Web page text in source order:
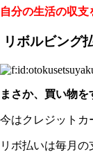
自分の生活の収支
リボルビング
まさか、買い物
今はクレジットカ
リボ払いは毎月の